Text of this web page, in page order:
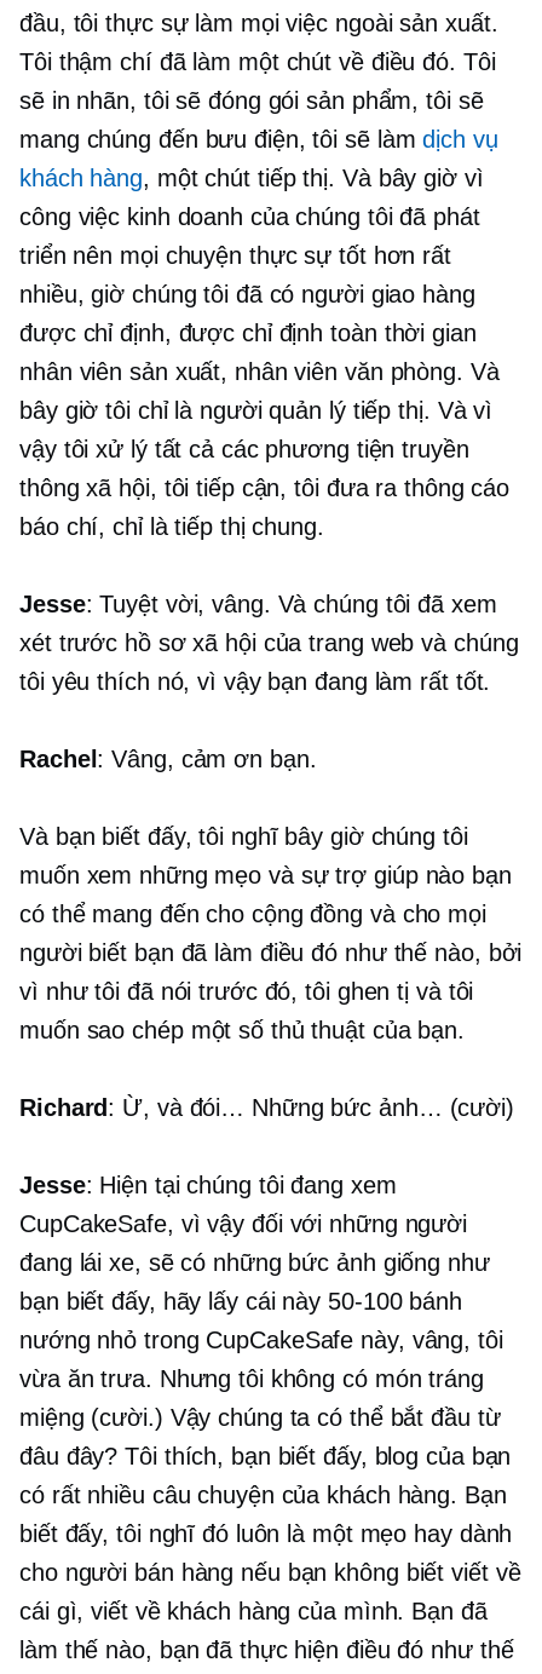
đầu, tôi thực sự làm mọi việc ngoài sản xuất.
Tôi thậm chí đã làm một chút về điều đó. Tôi
sẽ in nhãn, tôi sẽ đóng gói sản phẩm, tôi sẽ
mang chúng đến bưu điện, tôi sẽ làmdịch vụ
khách hàng, một chút tiếp thị. Và bây giờ vì
công việc kinh doanh của chúng tôi đã phát
triển nên mọi chuyện thực sự tốt hơn rất
nhiều, giờ chúng tôi đã có người giao hàng
được chỉ định, được chỉ địnhtoàn thời gian
nhân viên sản xuất, nhân viên văn phòng. Và
bây giờ tôi chỉ là người quản lý tiếp thị. Và vì
vậy tôi xử lý tất cả các phương tiện truyền
thông xã hội, tôi tiếp cận, tôi đưa ra thông cáo
báo chí, chỉ là tiếp thị chung.
Jesse: Tuyệt vời, vâng. Và chúng tôi đã xem
xét trước hồ sơ xã hội của trang web và chúng
tôi yêu thích nó, vì vậy bạn đang làm rất tốt.
Rachel : Vâng, cảm ơn bạn.
Và bạn biết đấy, tôi nghĩ bây giờ chúng tôi
muốn xem những mẹo và sự trợ giúp nào bạn
có thể mang đến cho cộng đồng và cho mọi
người biết bạn đã làm điều đó như thế nào, bởi
vì như tôi đã nói trước đó, tôi ghen tị và tôi
muốn sao chép một số thủ thuật của bạn.
Richard: Ừ, và đói… Những bức ảnh… (cười)
Jesse: Hiện tại chúng tôi đang xem
CupCakeSafe, vì vậy đối với những người
đang lái xe, sẽ có những bức ảnh giống như
bạn biết đấy, hãy lấy cái này 50-100bánh
nướng nhỏ trong CupCakeSafe này, vâng, tôi
vừa ăn trưa. Nhưng tôi không có món tráng
miệng (cười.) Vậy chúng ta có thể bắt đầu từ
đâu đây? Tôi thích, bạn biết đấy, blog của bạn
có rất nhiều câu chuyện của khách hàng. Bạn
biết đấy, tôi nghĩ đó luôn là một mẹo hay dành
cho người bán hàng nếu bạn không biết viết về
cái gì, viết về khách hàng của mình. Bạn đã
làm thế nào, bạn đã thực hiện điều đó như thế